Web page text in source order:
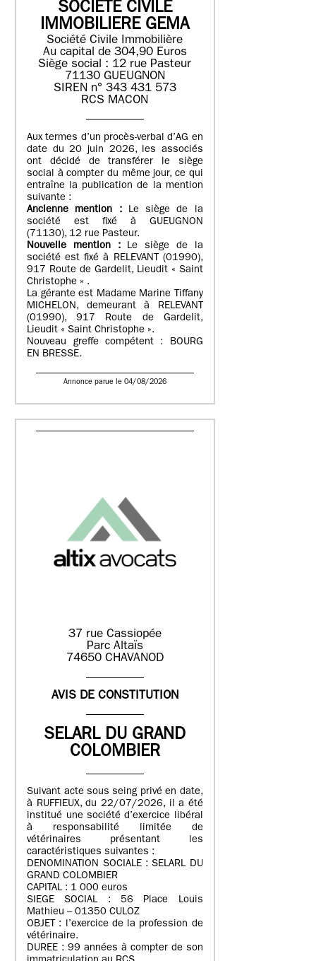
SOCIETE CIVILE
IMMOBILIERE GEMA
Société Civile Immobilière
Au capital de 304,90 Euros
Siège social : 12 rue Pasteur
71130 GUEUGNON
SIREN n° 343 431 573
RCS MACON
Aux termes d’un procès-verbal d’AG en
date du 20 juin 2026, les associés
ont décidé de transférer le siège
social à compter du même jour, ce qui
entraîne la publication de la mention
suivante :
Ancienne mention : Le siège de la
société est fixé à GUEUGNON
(71130), 12 rue Pasteur.
Nouvelle mention : Le siège de la
société est fixé à RELEVANT (01990),
917 Route de Gardelit, Lieudit « Saint
Christophe » .
La gérante est Madame Marine Tiffany
MICHELON, demeurant à RELEVANT
(01990), 917 Route de Gardelit,
Lieudit « Saint Christophe ».
Nouveau greffe compétent : BOURG
EN BRESSE.
Annonce parue le 04/08/2026
37 rue Cassiopée
Parc Altaïs
74650 CHAVANOD
AVIS DE CONSTITUTION
SELARL DU GRAND
COLOMBIER
Suivant acte sous seing privé en date,
à RUFFIEUX, du 22/07/2026, il a été
institué une société d’exercice libéral
à responsabilité limitée de
vétérinaires présentant les
caractéristiques suivantes :
DENOMINATION SOCIALE : SELARL DU
GRAND COLOMBIER
CAPITAL : 1 000 euros
SIEGE SOCIAL : 56 Place Louis
Mathieu – 01350 CULOZ
OBJET : l’exercice de la profession de
vétérinaire.
DUREE : 99 années à compter de son